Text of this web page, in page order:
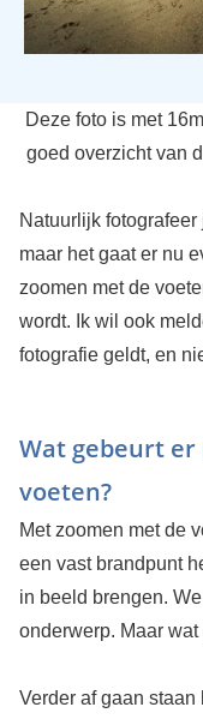
Deze foto is met
goed overzicht van
Natuurlijk
maar het gaat er nu
zoomen met de
wordt. Ik wil ook
fotografie geldt, en
Wat gebeurt
voeten?
Met zoomen met de
een vast brandpunt
in beeld brengen.
onderwerp. Maar
Verder af gaan